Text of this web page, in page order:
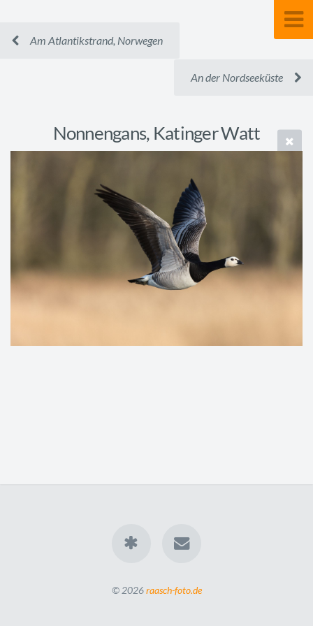
Am Atlantikstrand, Norwegen
An der Nordseeküste
Nonnengans, Katinger Watt
© 2026raasch-foto.de